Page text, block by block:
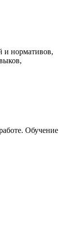
и нормативов,
Обучение